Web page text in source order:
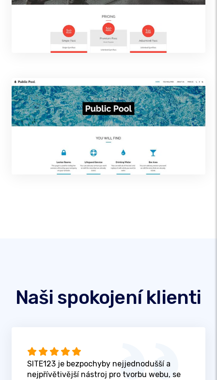
Naši spokojení klienti
SITE123 je bezpochyby nejjednodušší a
nejpřívětivější nástroj pro tvorbu webu, se